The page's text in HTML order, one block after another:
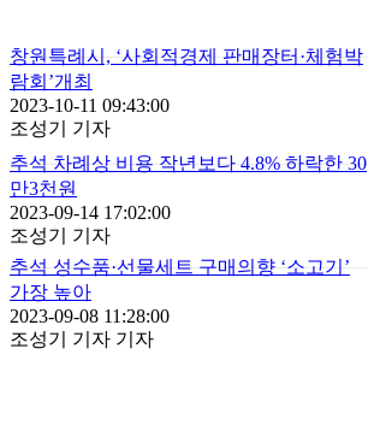
창원특례시, ‘사회적경제 판매장터·체험박
람회’개최
2023-10-11 09:43:00
조성기 기자
추석 차례상 비용 작년보다 4.8% 하락한 30
만3천원
2023-09-14 17:02:00
조성기 기자
추석 성수품·선물세트 구매의향 ‘소고기’
가장 높아
2023-09-08 11:28:00
조성기 기자 기자